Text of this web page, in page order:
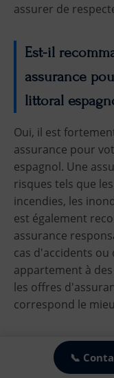
assurer de
Est-il
assurance
littoral
Oui, il est
assurance pour
espagnol. Une
risques tels que
incendies, les
est également
assurance
cas d'accidents
appartement à
les offres
correspond le
Comment
immobilier
📞